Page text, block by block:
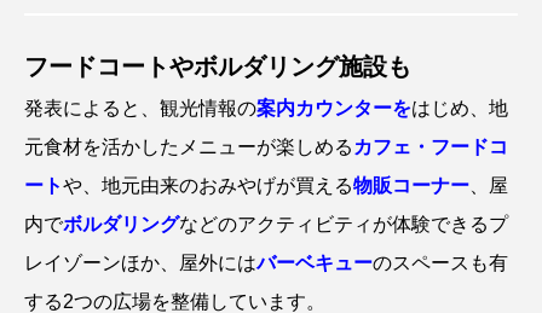
フードコートやボルダリング施設も
発表によると、観光情報の案内カウンターをはじめ、地
元食材を活かしたメニューが楽しめる カフェ・フードコ
ートや、地元由来のおみやげが買える物販コーナー 、屋
内でボルダリングなどのアクティビティが体験できるプ
レイゾーンほか、屋外にはバーベキューのスペースも有
する2つの広場を整備しています。